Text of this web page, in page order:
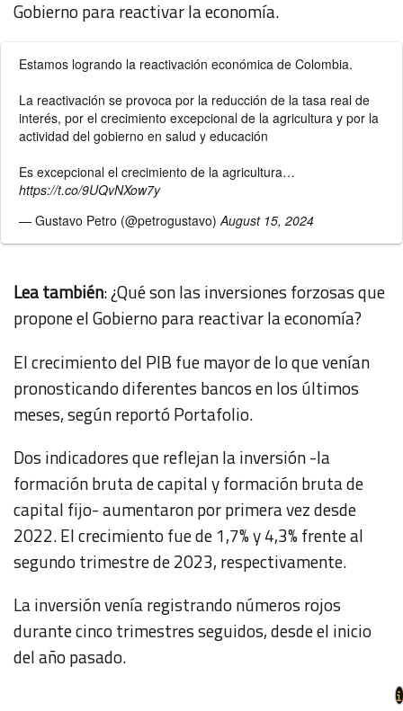
Gobierno para reactivar la economía.
Estamos logrando la reactivación económica de Colombia.
La reactivación se provoca por la reducción de la tasa real de
interés, por el crecimiento excepcional de la agricultura y por la
actividad del gobierno en salud y educación
Es excepcional el crecimiento de la agricultura…
https://t.co/9UQvNXow7y
— Gustavo Petro (@petrogustavo) August 15, 2024
Lea también:¿Qué son las inversiones forzosas que
propone el Gobierno para reactivar la economía?
El crecimiento del PIB fue mayor de lo que venían
pronosticando diferentes bancos en los últimos
meses, según reportóPortafolio.
Dos indicadores que reflejan la inversión -la
formación bruta de capital y formación bruta de
capital fijo- aumentaron por primera vez desde
2022. El crecimiento fue de 1,7% y 4,3% frente al
segundo trimestre de 2023, respectivamente.
La inversión venía registrando números rojos
durante cinco trimestres seguidos, desde el inicio
del año pasado.